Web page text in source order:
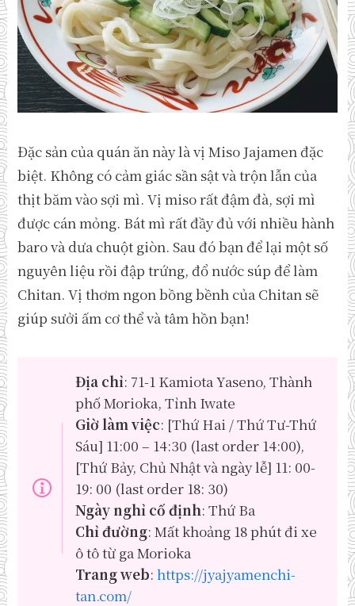
Đặc sản của quán ăn này là vị Miso Jajamen đặc
biệt. Không có cảm giác sần sật và trộn lẫn của
thịt băm vào sợi mì. Vị miso rất đậm đà, sợi mì
được cán mỏng. Bát mì rất đầy đủ với nhiều hành
baro và dưa chuột giòn. Sau đó bạn để lại một số
nguyên liệu rồi đập trứng, đổ nước súp để làm
Chitan. Vị thơm ngon bồng bềnh của Chitan sẽ
giúp sưởi ấm cơ thể và tâm hồn bạn!
Địa chỉ: 71-1 Kamiota Yaseno, Thành
phố Morioka, Tỉnh Iwate
Giờ làm việc: [Thứ Hai / Thứ Tư-Thứ
Sáu] 11:00 – 14:30 (last order 14:00),
[Thứ Bảy, Chủ Nhật và ngày lễ] 11: 00-
19: 00 (last order 18: 30)
Ngày nghỉ cố định: Thứ Ba
Chỉ đường: Mất khoảng 18 phút đi xe
ô tô từ ga Morioka
Trang web: https://jyajyamenchi-
tan.com/